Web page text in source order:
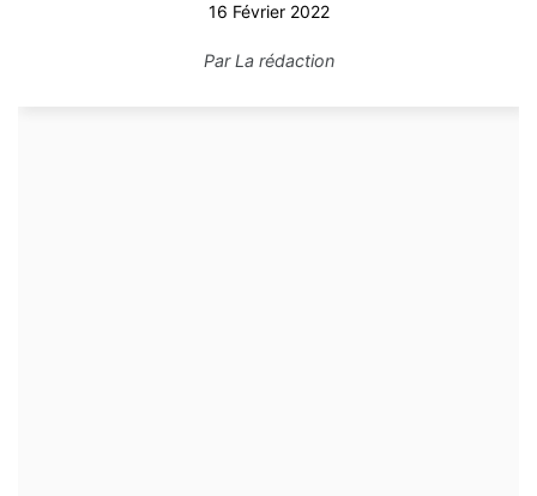
16 Février 2022
ParLa rédaction